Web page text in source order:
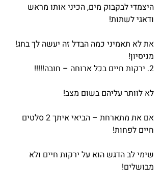
היצמדי לבקבוק מים, הכיני אותו מראש
ודאגי לשתות!
את לא תאמיני כמה הבדל זה יעשה לך בחג!
מניסיון!
2. ירקות חיים בכל ארוחה – חובה!!!!!
לא לוותר עליהם בשום מצב!
אם את מתארחת – הביאי איתך 2 סלטים
חיים לפחות!
שימי לב הדגש הוא על ירקות חיים ולא
מבושלים!